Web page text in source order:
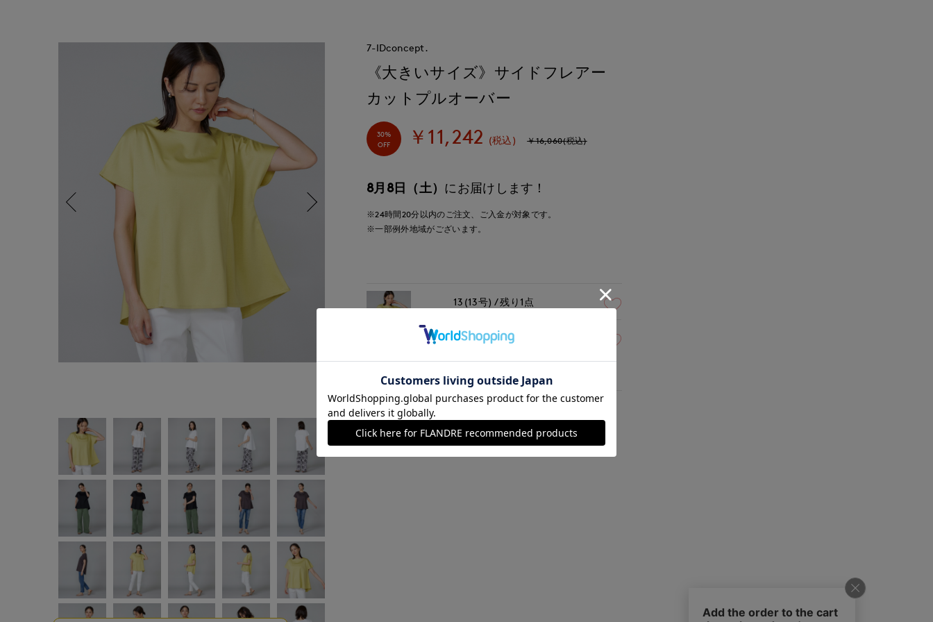
7-IDconcept.
《大きいサイズ》サイドフレアー
カットプルオーバー
30%
OFF
￥11,242 (税込) ￥16,060(税込)
8月8日（土） にお届けします！
※24時間20分以内のご注文、ご入金が対象です。
※一部例外地域がございます。
￥11,242 (税込)
13(13号) 残り1点
15(15号) 残り1点